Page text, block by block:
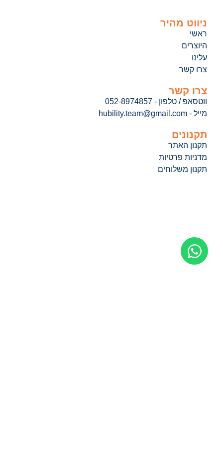
ניווט מהיר
ראשי
היוצרים
עלינו
צרו קשר
צרו קשר
ווטסאפ / טלפון - 052-8974857
מייל - hubility.team@gmail.com
תקנונים
תקנון האתר
מדניות פרטיות
תקנון משלוחים